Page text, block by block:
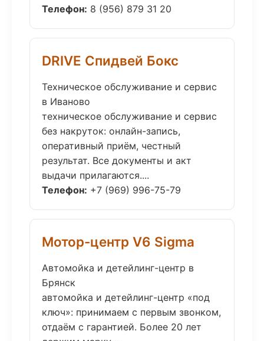
Телефон: 8 (956) 879 31 20
DRIVE Спидвей Бокс
Техническое обслуживание и сервис
в Иваново
техническое обслуживание и сервис
без накруток: онлайн-запись,
оперативный приём, честный
результат. Все документы и акт
выдачи прилагаются....
Телефон: +7 (969) 996-75-79
Мотор-центр V6 Sigma
Автомойка и детейлинг-центр в
Брянск
автомойка и детейлинг-центр «под
ключ»: принимаем с первым звонком,
отдаём с гарантией. Более 20 лет